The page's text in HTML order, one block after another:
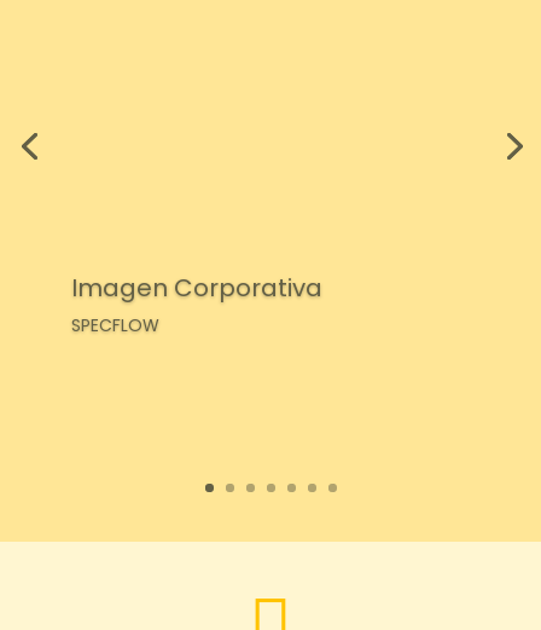
Imagen Corporativa
SPECFLOW